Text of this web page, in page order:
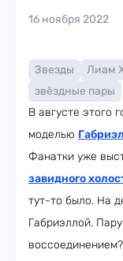
16 ноября 2022
Звезды Лиам
звёздные пары
В августе этого
моделью
Фанатки уже
завидного
тут-то было. На
Габриэллой.
воссоединением?